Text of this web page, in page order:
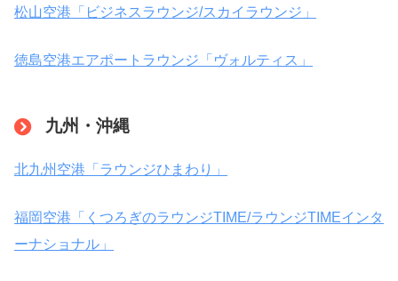
松山空港「ビジネスラウンジ/スカイラウンジ」
徳島空港エアポートラウンジ「ヴォルティス」
九州・沖縄
北九州空港「ラウンジひまわり」
福岡空港「くつろぎのラウンジTIME/ラウンジTIMEインタ
ーナショナル」